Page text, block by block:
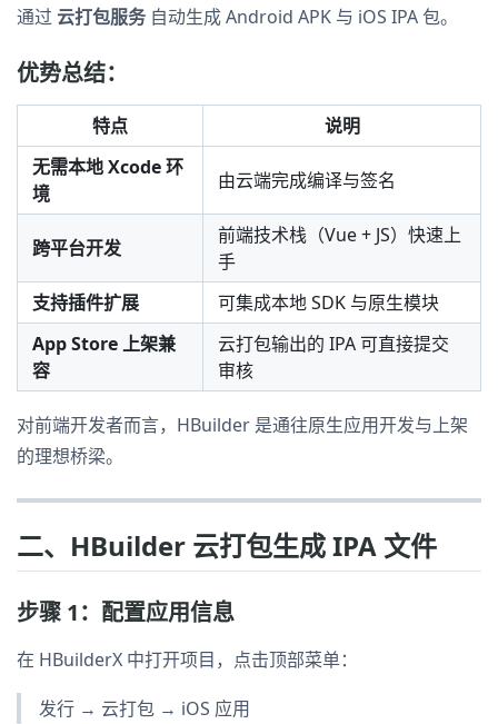
通过 云打包服务 自动生成 Android APK 与 iOS IPA 包。
优势总结：
特点
说明
无需本地 Xcode 环
境
由云端完成编译与签名
跨平台开发
前端技术栈（Vue + JS）快速上
手
支持插件扩展
可集成本地 SDK 与原生模块
App Store 上架兼
容
云打包输出的 IPA 可直接提交
审核
对前端开发者而言，HBuilder 是通往原生应用开发与上架
的理想桥梁。
二、HBuilder 云打包生成 IPA 文件
步骤 1：配置应用信息
在 HBuilderX 中打开项目，点击顶部菜单：
发行 → 云打包 → iOS 应用